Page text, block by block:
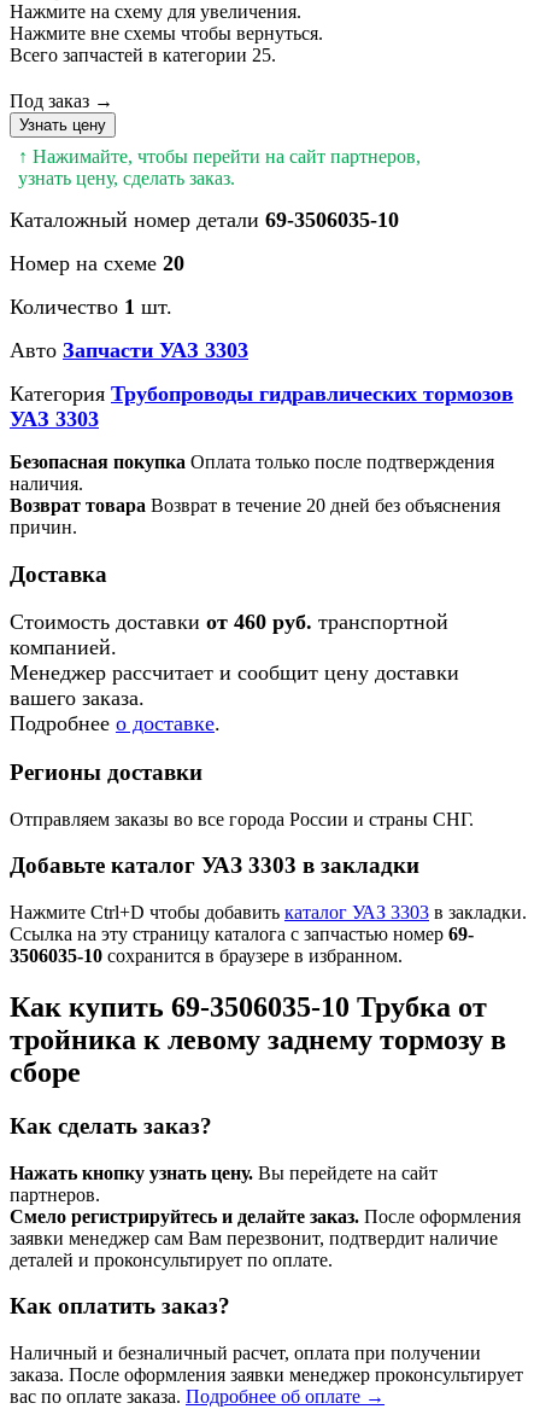
Нажмите на схему для увеличения.
Нажмите вне схемы чтобы вернуться.
Всего запчастей в категории 25.
Под заказ →
Узнать цену
↑ Нажимайте, чтобы перейти на сайт партнеров,
узнать цену, сделать заказ.
Каталожный номер детали 69-3506035-10
Номер на схеме 20
Количество 1 шт.
Авто Запчасти УАЗ 3303
Категория Трубопроводы гидравлических тормозов
УАЗ 3303
Безопасная покупка Оплата только после подтверждения
наличия.
Возврат товара Возврат в течение 20 дней без объяснения
причин.
Доставка
Стоимость доставки от 460 руб. транспортной
компанией.
Менеджер рассчитает и сообщит цену доставки
вашего заказа.
Подробнее о доставке.
Регионы доставки
Отправляем заказы во все города России и страны СНГ.
Добавьте каталог УАЗ 3303 в закладки
Нажмите Ctrl+D чтобы добавить каталог УАЗ 3303 в закладки.
Ссылка на эту страницу каталога с запчастью номер 69-
3506035-10 сохранится в браузере в избранном.
Как купить 69-3506035-10 Трубка от
тройника к левому заднему тормозу в
сборе
Как сделать заказ?
Нажать кнопку узнать цену. Вы перейдете на сайт
партнеров.
Смело регистрируйтесь и делайте заказ. После оформления
заявки менеджер сам Вам перезвонит, подтвердит наличие
деталей и проконсультирует по оплате.
Как оплатить заказ?
Наличный и безналичный расчет, оплата при получении
заказа. После оформления заявки менеджер проконсультирует
вас по оплате заказа. Подробнее об оплате →